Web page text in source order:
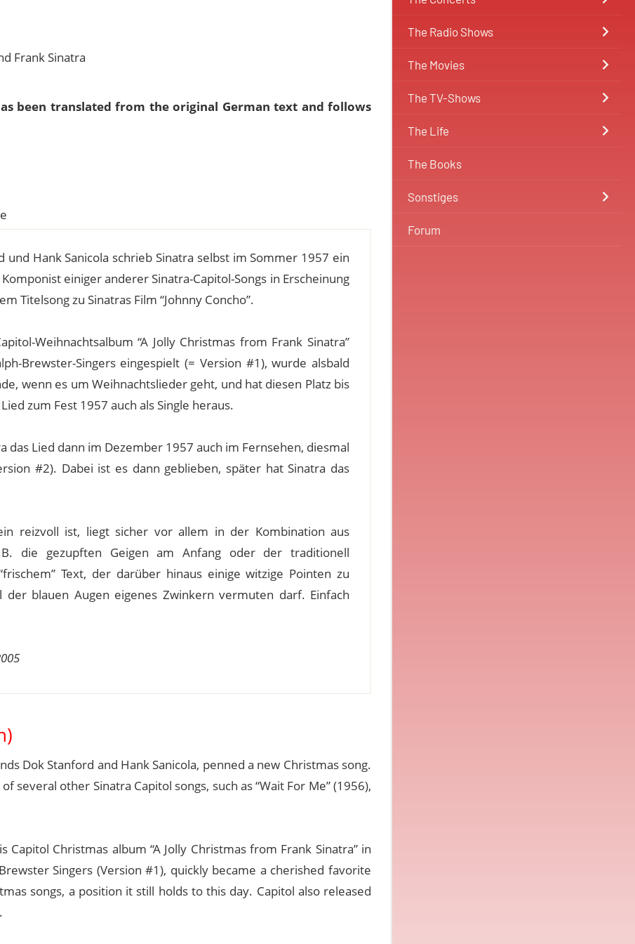
The Radio Shows
The Movies
The TV-Shows
The Life
The Books
Sonstiges
Forum
Frank Sinatra
been translated from the original German text and follows
Hank Sanicola schrieb Sinatra selbst im Sommer 1957 ein
einiger anderer Sinatra-Capitol-Songs in Erscheinung
Titelsong zu Sinatras Film “Johnny Concho”.
Weihnachtsalbum “A Jolly Christmas from Frank Sinatra”
Brewster-Singers eingespielt (= Version #1), wurde alsbald
wenn es um Weihnachtslieder geht, und hat diesen Platz bis
zum Fest 1957 auch als Single heraus.
das Lied dann im Dezember 1957 auch im Fernsehen, diesmal
#2). Dabei ist es dann geblieben, später hat Sinatra das
reizvoll ist, liegt sicher vor allem in der Kombination aus
die gezupften Geigen am Anfang oder der traditionell
Text, der darüber hinaus einige witzige Pointen zu
blauen Augen eigenes Zwinkern vermuten darf. Einfach
Dok Stanford and Hank Sanicola, penned a new Christmas song.
several other Sinatra Capitol songs, such as “Wait For Me” (1956),
Christmas album “A Jolly Christmas from Frank Sinatra” in
Singers (Version #1), quickly became a cherished favorite
songs, a position it still holds to this day. Capitol also released